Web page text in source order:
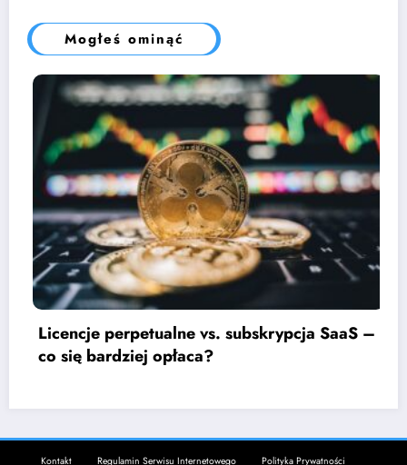
Mogłeś ominąć
SaaS –
Jak negocjować kontrakt z
oprogramowania?
Kontakt Regulamin Serwisu Internetowego Polityka Prywatności